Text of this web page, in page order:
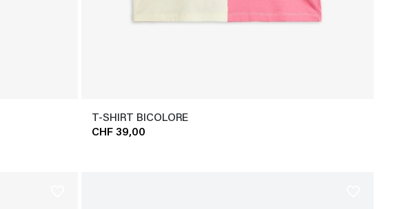
T-SHIRT BICOLORE
CHF 39,00